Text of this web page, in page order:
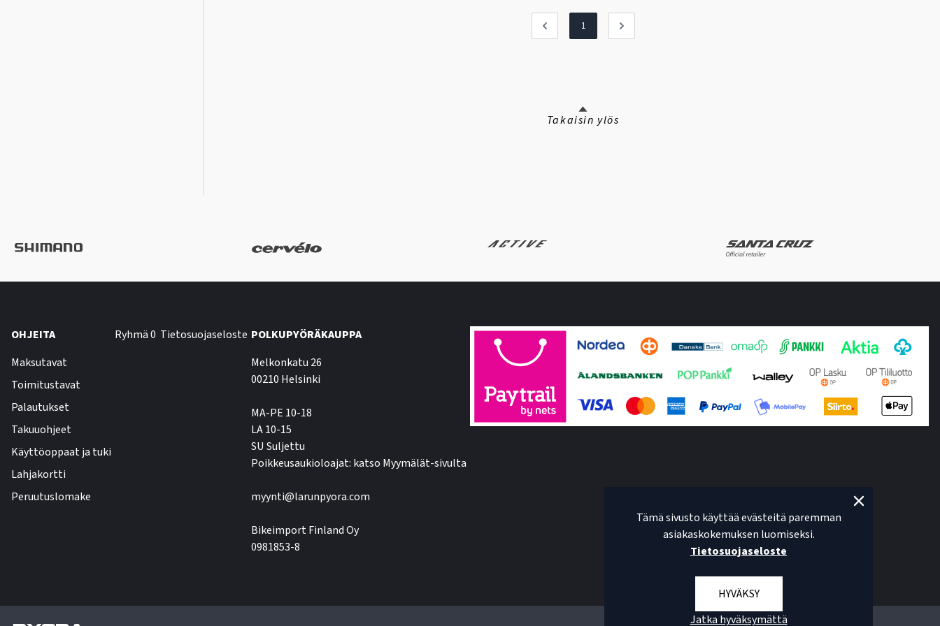
1
Takaisin ylös
OHJEITA
Maksutavat
Toimitustavat
Palautukset
Takuuohjeet
Käyttöoppaat ja tuki
Lahjakortti
Peruutuslomake
Ryhmä 0 Tietosuojaseloste POLKUPYÖRÄKAUPPA
Melkonkatu 26
00210 Helsinki
MA-PE 10-18
LA 10-15
SU Suljettu
Poikkeusaukioloajat: katso Myymälät-sivulta
myynti@larunpyora.com
Bikeimport Finland Oy
0981853-8
Tämä sivusto käyttää evästeitä paremman
asiakaskokemuksen luomiseksi.
Tietosuojaseloste
HYVÄKSY
Jatka hyväksymättä